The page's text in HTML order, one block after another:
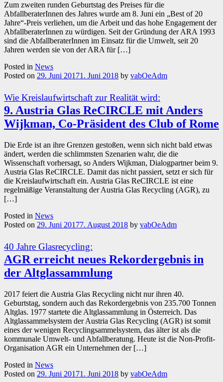
Zum zweiten runden Geburtstag des Preises für die
AbfallberaterInnen des Jahres wurde am 8. Juni ein „Best of 20
Jahre“-Preis verliehen, um die Arbeit und das hohe Engagement der
AbfallberaterInnen zu würdigen. Seit der Gründung der ARA 1993
sind die AbfallberaterInnen im Einsatz für die Umwelt, seit 20
Jahren werden sie von der ARA für […]
Posted in News
Posted on 29. Juni 20171. Juni 2018 by vabOeAdm
Wie Kreislaufwirtschaft zur Realität wird:
9. Austria Glas ReCIRCLE mit Anders
Wijkman, Co-Präsident des Club of Rome
Die Erde ist an ihre Grenzen gestoßen, wenn sich nicht bald etwas
ändert, werden die schlimmsten Szenarien wahr, die die
Wissenschaft vorhersagt, so Anders Wijkman, Dialogpartner beim 9.
Austria Glas ReCIRCLE. Damit das nicht passiert, setzt er sich für
die Kreislaufwirtschaft ein. Austria Glas ReCIRCLE ist eine
regelmäßige Veranstaltung der Austria Glas Recycling (AGR), zu
[…]
Posted in News
Posted on 29. Juni 20177. August 2018 by vabOeAdm
40 Jahre Glasrecycling:
AGR erreicht neues Rekordergebnis in
der Altglassammlung
2017 feiert die Austria Glas Recycling nicht nur ihren 40.
Geburtstag, sondern auch das Rekordergebnis von 235.700 Tonnen
Altglas. 1977 startete die Altglassammlung in Österreich. Das
Altglassammelsystem der Austria Glas Recycling (AGR) ist somit
eines der wenigen Recyclingsammelsystem, das älter ist als die
kommunale Umwelt- und Abfallberatung. Heute ist die Non-Profit-
Organisation AGR ein Unternehmen der […]
Posted in News
Posted on 29. Juni 20171. Juni 2018 by vabOeAdm